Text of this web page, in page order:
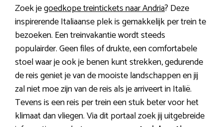
Zoek jegoedkope treintickets naar Andria? Deze
inspirerende Italiaanse plek is gemakkelijk per trein te
bezoeken. Een treinvakantie wordt steeds
populairder. Geen files of drukte, een comfortabele
stoel waar je ook je benen kunt strekken, gedurende
de reis geniet je van de mooiste landschappen en jij
zal niet moe zijn van de reis als je arriveert in Italië.
Tevens is een reis per trein een stuk beter voor het
klimaat dan vliegen. Via dit portaal zoek jij uitgebreide